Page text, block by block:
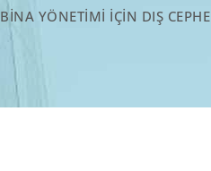
BINA YÖNETIMI İÇIN DIŞ CEPHE